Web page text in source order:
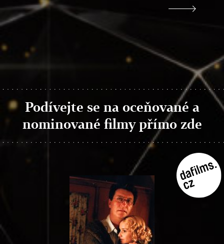
Podívejte se na oceňované a
nominované filmy přímo zde